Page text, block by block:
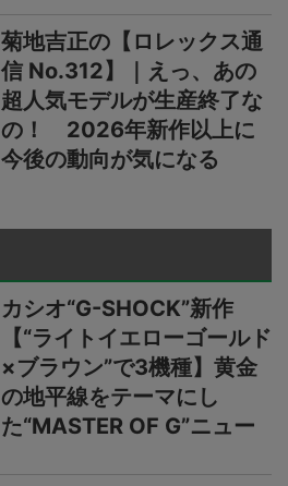
菊地吉正の【ロレックス通
信 No.312】｜えっ、あの
超人気モデルが生産終了な
の！ 2026年新作以上に
今後の動向が気になる
カシオ“G-SHOCK”新作
【“ライトイエローゴールド
×ブラウン”で3機種】黄金
の地平線をテーマにし
た“MASTER OF G”ニュー